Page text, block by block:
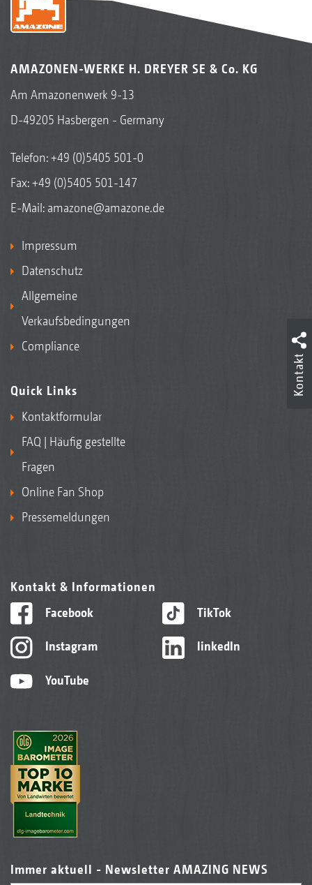
AMAZONEN-WERKE H. DREYER SE & Co. KG
Am Amazonenwerk 9-13
D-49205 Hasbergen - Germany
Telefon:+49 (0)5405 501-0
Fax: +49 (0)5405 501-147
E-Mail: amazone@amazone.de
Impressum
Datenschutz
Allgemeine
Verkaufsbedingungen
Compliance
Quick Links
Kontaktformular
FAQ | Häufig gestellte
Fragen
Online Fan Shop
Pressemeldungen
Kontakt & Informationen
Facebook
Instagram
YouTube
TikTok
linkedIn
Immer aktuell - Newsletter AMAZING NEWS
Kontakt